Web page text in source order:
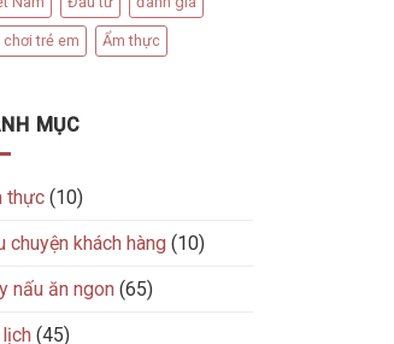
chơi trẻ em Ẩm thực
MỤC
thực(10)
chuyện khách hàng (10)
nấu ăn ngon (65)
(45)